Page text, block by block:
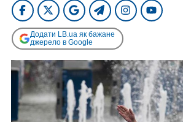
Додати LB.ua як бажане
джерело в Google